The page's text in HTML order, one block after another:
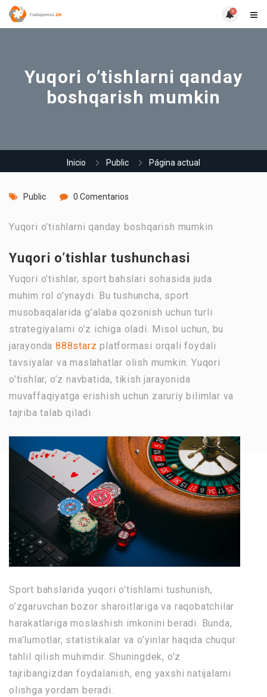
0
Yuqori o’tishlarni qanday
boshqarish mumkin
Inicio Public Página actual
Public 0 Comentarios
Yuqori o’tishlarni qanday boshqarish mumkin
Yuqori o’tishlar tushunchasi
Yuqori o’tishlar, sport bahslari sohasida juda
muhim rol o’ynaydi. Bu tushuncha, sport
musobaqalarida g’alaba qozonish uchun turli
strategiyalarni o’z ichiga oladi. Misol uchun, bu
jarayonda888starz platformasi orqali foydali
tavsiyalar va maslahatlar olish mumkin. Yuqori
o’tishlar, o’z navbatida, tikish jarayonida
muvaffaqiyatga erishish uchun zaruriy bilimlar va
tajriba talab qiladi.
Sport bahslarida yuqori o’tishlarni tushunish,
o’zgaruvchan bozor sharoitlariga va raqobatchilar
harakatlariga moslashish imkonini beradi. Bunda,
ma’lumotlar, statistikalar va o’yinlar haqida chuqur
tahlil qilish muhimdir. Shuningdek, o’z
tajribangizdan foydalanish, eng yaxshi natijalarni
olishga yordam beradi.